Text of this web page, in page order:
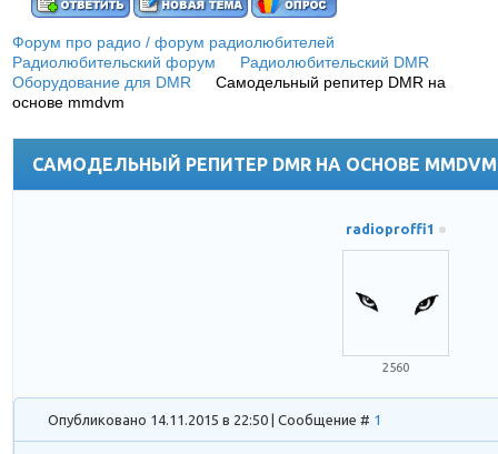
Форум про радио / форум радиолюбителей
Радиолюбительский форум
Радиолюбительский DMR
Оборудование для DMR
Самодельный репитер DMR на
основе mmdvm
САМОДЕЛЬНЫЙ РЕПИТЕР DMR НА ОСНОВЕ MMDVM
radioproffi1
2560
Опубликовано 14.11.2015 в 22:50 | Сообщение # 1